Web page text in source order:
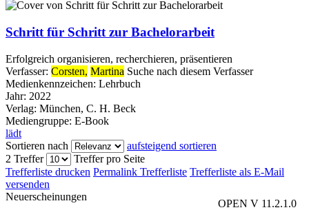
Schritt für Schritt zur Bachelorarbeit
Erfolgreich organisieren, recherchieren, präsentieren
Verfasser: Corsten, Martina Suche nach diesem Verfasser
Medienkennzeichen: Lehrbuch
Jahr: 2022
Verlag: München, C. H. Beck
Mediengruppe: E-Book
lädt
Sortieren nach
aufsteigend sortieren
2 Treffer
Treffer pro Seite
Trefferliste drucken Permalink Trefferliste Trefferliste als E-Mail
versenden
OPEN V 11.2.1.0
Neuerscheinungen